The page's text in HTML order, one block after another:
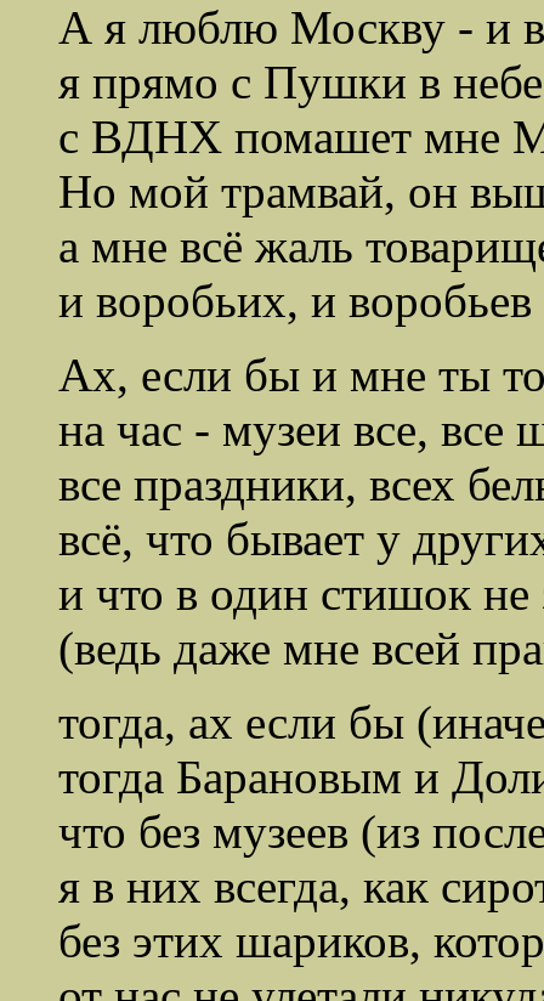
А я люблю Москву - и
я прямо с Пушки в
с ВДНХ помашет мне
Но мой трамвай, он
а мне всё жаль
и воробьих, и
Ах, если бы и мне ты
на час - музеи все, все
все праздники, всех
всё, что бывает у
и что в один стишок не
(ведь даже мне всей
тогда, ах если бы
тогда Барановым и
что без музеев (из
я в них всегда, как
без этих шариков,